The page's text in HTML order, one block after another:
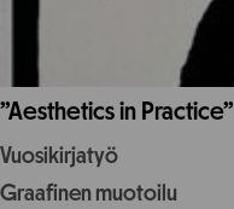
”Aesthetics in Practice”
Vuosikirjatyö
Graafinen muotoilu